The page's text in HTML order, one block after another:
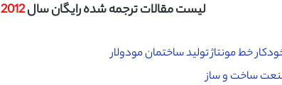
لیست مقالات ترجمه شده رایگان سال2012
خط مونتاژ تولید ساختمان مودولار
ساخت و ساز